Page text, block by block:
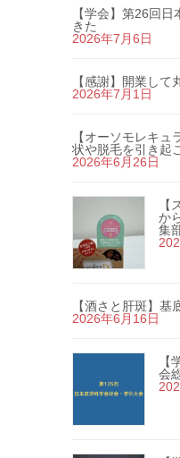
【学会】第26回
きた
2026年7月6日
【感謝】開業して
2026年7月1日
【オーソモレキ
状や脱毛を引き起
2026年6月26日
【
か
集
【酒さと肝斑】
2026年6月16日
【
会